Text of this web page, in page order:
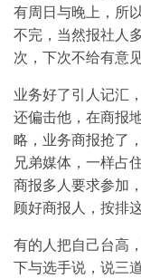
有周日与晚上，所
不完，当然报社人
次，下次不给有意
业务好了引人记汇
还偏击他，在商报
略，业务商报抢了
兄弟媒体，一样占
商报多人要求参加
顾好商报人，按排
有的人把自己台高
下与选手说，说三